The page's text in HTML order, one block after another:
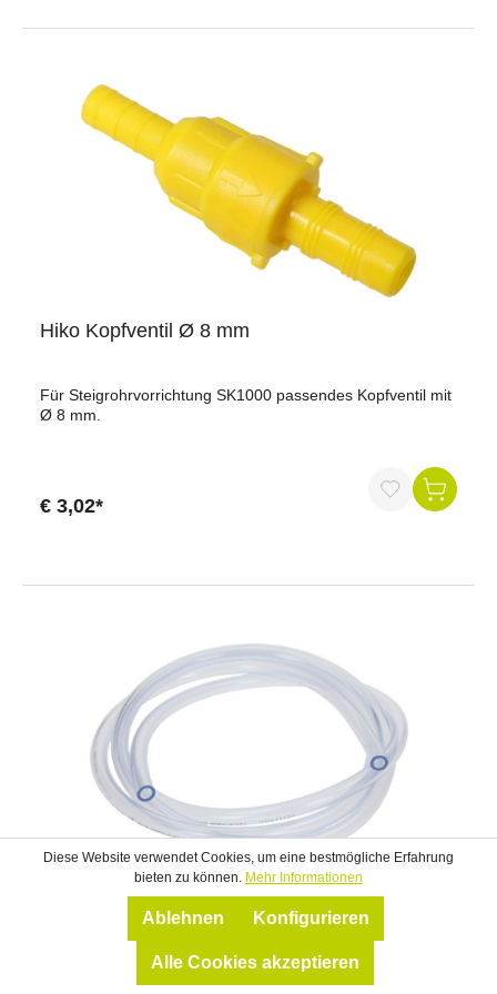
Hiko Kopfventil Ø 8 mm
Für Steigrohrvorrichtung SK1000 passendes Kopfventil mit
Ø 8 mm.
€ 3,02*
Hiko PVC-Schlauch Ø 8 mm, 2 m lang
Diese Website verwendet Cookies, um eine bestmögliche Erfahrung
bieten zu können. Mehr Informationen
Ablehnen Konfigurieren
Alle Cookies akzeptieren